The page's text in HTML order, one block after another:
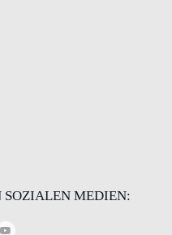
SOZIALEN MEDIEN: